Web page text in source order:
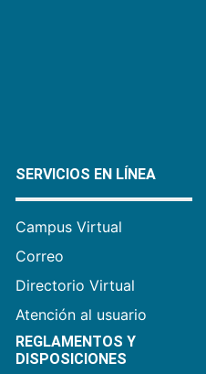
SERVICIOS EN LÍNEA
Campus Virtual
Correo
Directorio Virtual
Atención al usuario
REGLAMENTOS Y
DISPOSICIONES